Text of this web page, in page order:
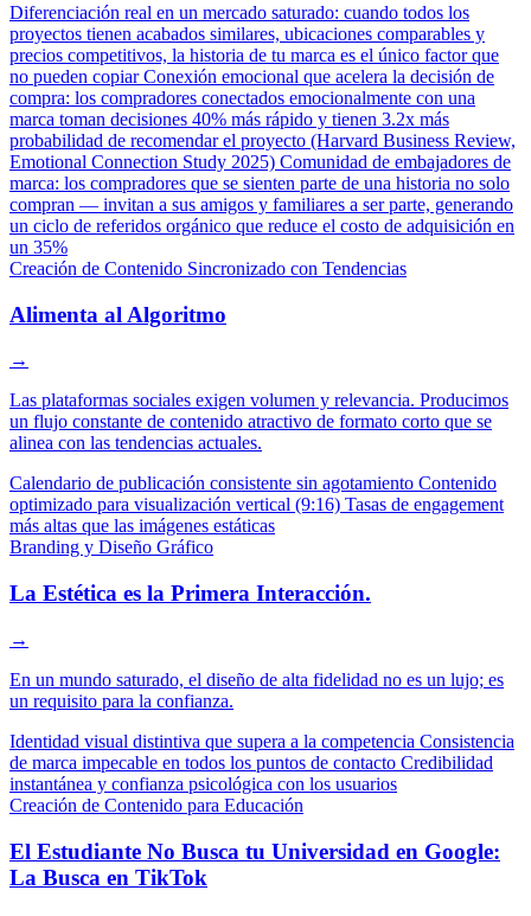
Diferenciación real en un mercado saturado: cuando todos los
proyectos tienen acabados similares, ubicaciones comparables y
precios competitivos, la historia de tu marca es el único factor que
no pueden copiarConexión emocional que acelera la decisión de
compra: los compradores conectados emocionalmente con una
marca toman decisiones 40% más rápido y tienen 3.2x más
probabilidad de recomendar el proyecto (Harvard Business Review,
Emotional Connection Study 2025) Comunidad de embajadores de
marca: los compradores que se sienten parte de una historia no solo
compran — invitan a sus amigos y familiares a ser parte, generando
un ciclo de referidos orgánico que reduce el costo de adquisición en
un 35%
Creación de Contenido Sincronizado con Tendencias
Alimenta al Algoritmo
→
Las plataformas sociales exigen volumen y relevancia. Producimos
un flujo constante de contenido atractivo de formato corto que se
alinea con las tendencias actuales.
Calendario de publicación consistente sin agotamiento Contenido
optimizado para visualización vertical (9:16) Tasas de engagement
más altas que las imágenes estáticas
Branding y Diseño Gráfico
La Estética es la Primera Interacción.
→
En un mundo saturado, el diseño de alta fidelidad no es un lujo; es
un requisito para la confianza.
Identidad visual distintiva que supera a la competencia Consistencia
de marca impecable en todos los puntos de contacto Credibilidad
instantánea y confianza psicológica con los usuarios
Creación de Contenido para Educación
El Estudiante No Busca tu Universidad en Google:
La Busca en TikTok